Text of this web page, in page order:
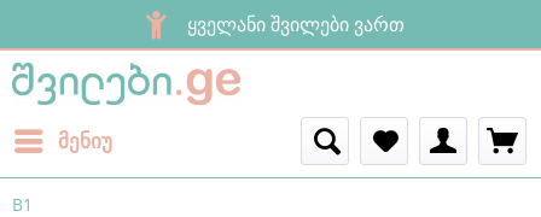
ყველანი შვილები ვართ
მენიუ
B1